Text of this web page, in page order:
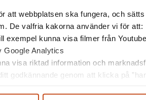
att webbplatsen ska fungera, och
De valfria kakorna använder vi för att:
exempel kunna visa filmer från
Google Analytics
visa riktad information och
godkännande genom att klicka på
på att sexuella trakasserier kan
många av dem under praktiken
på bordet och att man pratar om det i
de kan vända sig till när något händer.